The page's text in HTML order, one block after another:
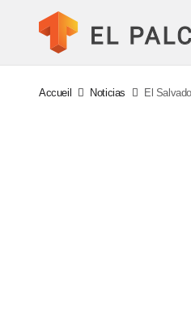
Accueil Noticias El